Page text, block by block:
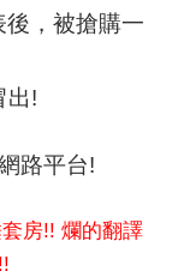
，被搶購一
出!
路平台!
房!! 爛的翻譯